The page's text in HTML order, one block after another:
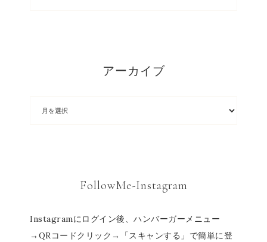
アーカイブ
FollowMe-Instagram
Instagramにログイン後、ハンバーガーメニュー
→QRコードクリック→「スキャンする」で簡単に登